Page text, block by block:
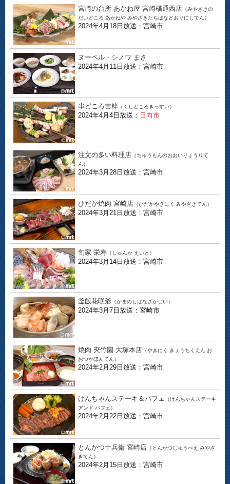
宮崎の台所 あかね屋 宮崎橘通西店 （みやざきの
だいどころ あかねや みやざきたちばなどおりにしてん）
2024年4月18日放送：宮崎市
ヌーベル・シノワ まさ
2024年4月11日放送：宮崎市
串どころ吉粋 （くしどころきっすい）
2024年4月4日放送： 日向市
注文の多い料理店 （ちゅうもんのおおいりょうりて
ん）
2024年3月28日放送：宮崎市
ひだか焼肉 宮崎店 （ひだかやきにく みやざきてん）
2024年3月21日放送：宮崎市
旬家 栄寿 （しゅんか えいと）
2024年3月14日放送：宮崎市
釜飯花咲爺 （かまめしはなざかじい）
2024年3月7日放送：宮崎市
焼肉 夾竹園 大塚本店 （やきにく きょうちくえん お
おつかほんてん）
2024年2月29日放送：宮崎市
けんちゃんステーキ＆パフェ
（けんちゃんステーキ
アンド パフェ）
2024年2月22日放送：宮崎市
とんかつ十兵衛 宮崎店 （とんかつじゅうべえ みやざ
きてん）
2024年2月15日放送：宮崎市